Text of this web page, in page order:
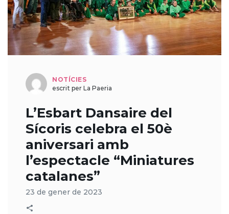
NOTÍCIES
escrit per La Paeria
L’Esbart Dansaire del
Sícoris celebra el 50è
aniversari amb
l’espectacle “Miniatures
catalanes”
23 de gener de 2023